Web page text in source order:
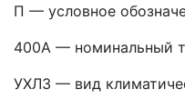
П — условное
400А — номинальный
УХЛ3 — вид